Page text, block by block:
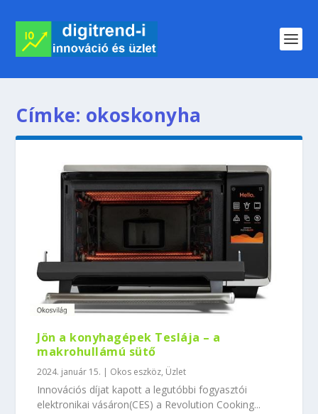
Címke: okoskonyha
Jön a konyhagépek Teslája – a
makrohullámú sütő
2024. január 15. | Okos eszköz, Üzlet
Innovációs díjat kapott a legutóbbi fogyasztói
elektronikai vásáron(CES) a Revolution Cooking...